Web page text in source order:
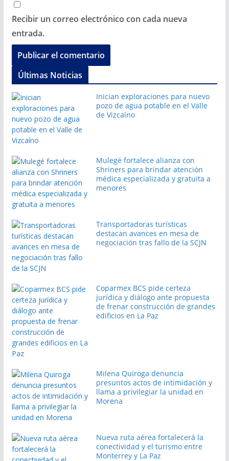
Recibir un correo electrónico con cada nueva
entrada.
Últimas Noticias
Inician exploraciones para nuevo
pozo de agua potable en el Valle
de Vizcaíno
Mulegé fortalece alianza con
Shriners para brindar atención
médica especializada y gratuita a
menores
Transportadoras turísticas
destacan avances en mesa de
negociación tras fallo de la SCJN
Coparmex BCS pide certeza
jurídica y diálogo ante propuesta
de frenar construcción de grandes
edificios en La Paz
Milena Quiroga denuncia
presuntos actos de intimidación y
llama a privilegiar la unidad en
Morena
Nueva ruta aérea fortalecerá la
conectividad y el turismo entre
Monterrey y La Paz